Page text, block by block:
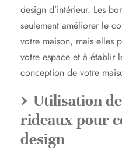
design d’intérieur. Les
seulement améliorer le
votre maison, mais elles
votre espace et à établir
conception de votre
Utilisation
rideaux pour
design